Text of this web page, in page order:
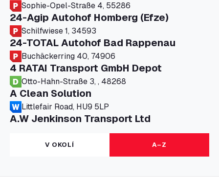
Sophie-Opel-Straße 4, 55286
24-Agip Autohof Homberg (Efze)
Schilfwiese 1, 34593
24-TOTAL Autohof Bad Rappenau
Buchäckerring 40, 74906
4 RATAI Transport GmbH Depot
Otto-Hahn-Straße 3, , 48268
A Clean Solution
Littlefair Road, HU9 5LP
A.W Jenkinson Transport Ltd
Progress House, ME11 5GA
A+G Nettetal - Depot Parking
Am Panneschopp 7, 41334
V OKOLÍ A–Z